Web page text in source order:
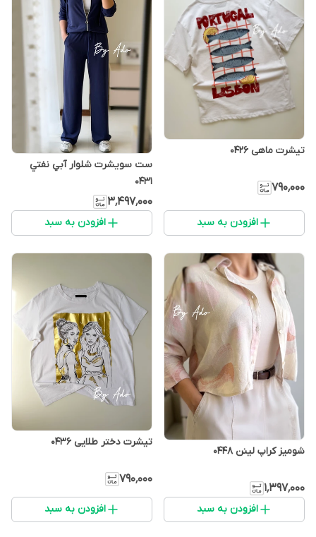
تیشرت ماهی 0426
۷۹۰٬۰۰۰
افزودن به سبد
ست سويشرت شلوار آبي نفتي
0431
۳٬۴۹۷٬۰۰۰
افزودن به سبد
شومیز کراپ لینن 0448
۱٬۳۹۷٬۰۰۰
افزودن به سبد
تیشرت دختر طلایی 0436
۷۹۰٬۰۰۰
افزودن به سبد